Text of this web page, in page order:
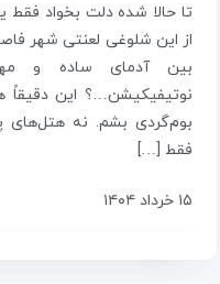
تا حالا شده دلت بخواد
از این شلوغی لعنتی شهر
بین آدمای ساده و
نوتیفیکیشن…؟ این
بوم‌گردی بشم. نه هتل‌های
فقط […]
۱۵ خرداد ۱۴۰۴